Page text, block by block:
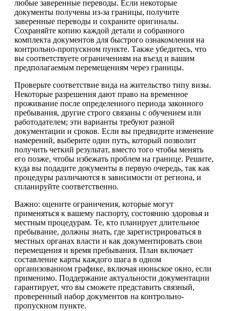
любые заверенные переводы. Если некоторые
документы получены из-за границы, получите
заверенные переводы и сохраните оригиналы.
Сохраняйте копию каждой детали и собранного
комплекта документов для быстрого ознакомления на
контрольно-пропускном пункте. Также убедитесь, что
вы соответствуете ограничениям на въезд и вашим
предполагаемым перемещениям через границы.
Проверьте соответствие вида на жительство типу визы.
Некоторые разрешения дают право на временное
проживание после определенного периода законного
пребывания, другие строго связаны с обучением или
работодателем; эти варианты требуют разной
документации и сроков. Если вы предвидите изменение
намерений, выберите один путь, который позволит
получить четкий результат, вместо того чтобы менять
его позже, чтобы избежать проблем на границе. Решите,
куда вы подадите документы в первую очередь, так как
процедуры различаются в зависимости от региона, и
спланируйте соответственно.
Важно: оцените ограничения, которые могут
применяться к вашему паспорту, состоянию здоровья и
местным процедурам. Те, кто планирует длительное
пребывание, должны знать, где зарегистрироваться в
местных органах власти и как документировать свои
перемещения и время пребывания. План включает
составление карты каждого шага в одном
организованном графике, включая июньское окно, если
применимо. Поддержание актуальности документации
гарантирует, что вы сможете представить связный,
проверенный набор документов на контрольно-
пропускном пункте.